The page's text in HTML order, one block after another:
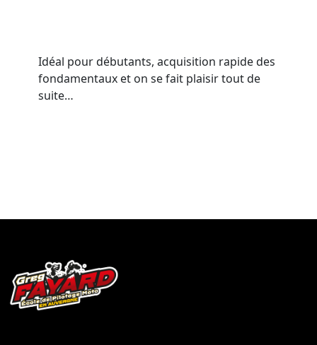
Idéal pour débutants, acquisition rapide des
fondamentaux et on se fait plaisir tout de
suite…